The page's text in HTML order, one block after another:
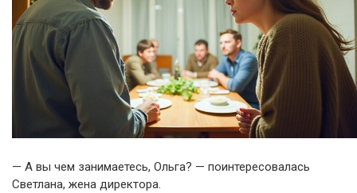
— А вы чем занимаетесь, Ольга? — поинтересовалась
Светлана, жена директора.